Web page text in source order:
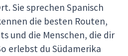
Sie sprechen Spanisch
die besten Routen,
und die Menschen, die dir
erlebst du Südamerika